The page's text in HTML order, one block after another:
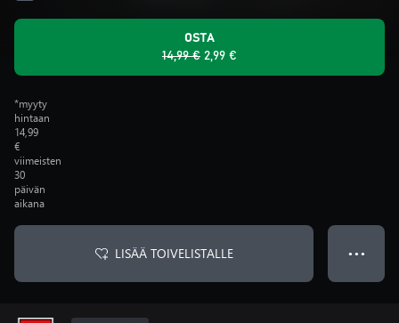
OSTA
14,99 € 2,99 €
*myyty
hintaan
14,99
€
viimeisten
30
päivän
aikana
LISÄÄ TOIVELISTALLE ● ● ●